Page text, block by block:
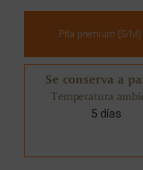
Pita premium (S/M)
Se conserva a
Temperatura
5 días